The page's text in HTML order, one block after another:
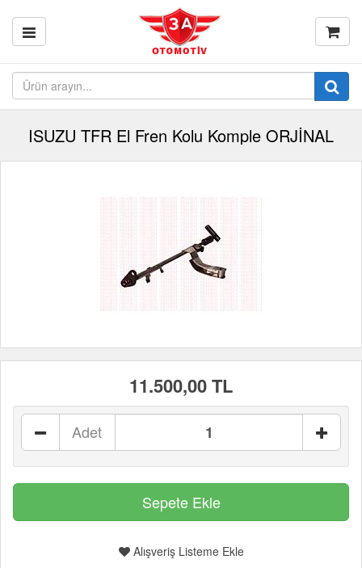
ISUZU TFR El Fren Kolu Komple ORJİNAL
11.500,00 TL
Adet
Alışveriş Listeme Ekle